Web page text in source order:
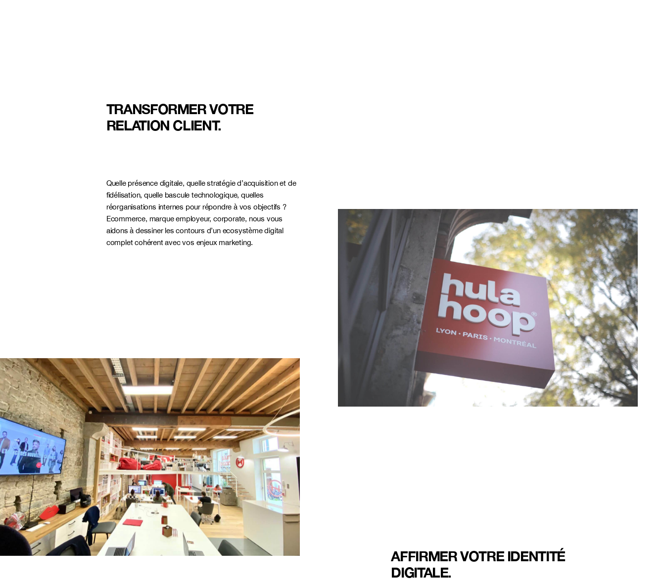
TRANSFORMER VOTRE
RELATION CLIENT.
Quelle présence digitale, quelle stratégie d’acquisition et de
fidélisation, quelle bascule technologique, quelles
réorganisations internes pour répondre à vos objectifs ?
Ecommerce, marque employeur, corporate, nous vous
aidons à dessiner les contours d’un ecosystème digital
complet cohérent avec vos enjeux marketing.
AFFIRMER VOTRE IDENTITÉ
DIGITALE.